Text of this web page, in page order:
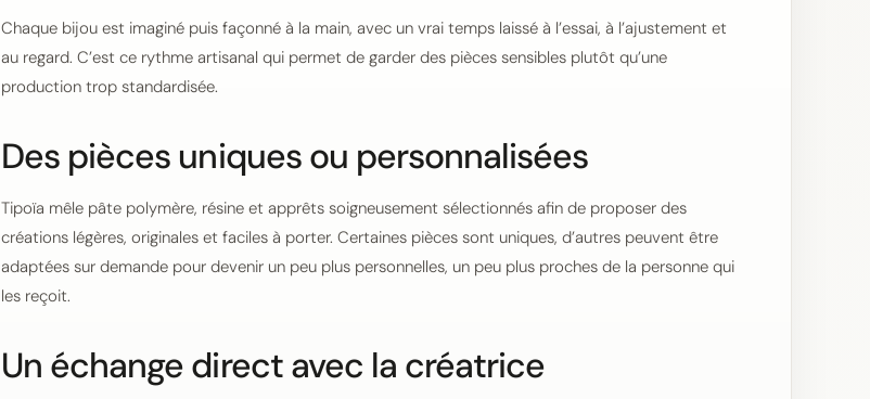
Chaque bijou est imaginé puis façonné à la main, avec un vrai temps laissé à l’essai, à l’ajustement et
au regard. C’est ce rythme artisanal qui permet de garder des pièces sensibles plutôt qu’une
production trop standardisée.
Des pièces uniques ou personnalisées
Tipoïa mêle pâte polymère, résine et apprêts soigneusement sélectionnés afin de proposer des
créations légères, originales et faciles à porter. Certaines pièces sont uniques, d’autres peuvent être
adaptées sur demande pour devenir un peu plus personnelles, un peu plus proches de la personne qui
les reçoit.
Un échange direct avec la créatrice